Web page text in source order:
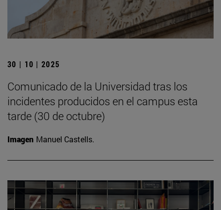
30 | 10 | 2025
Comunicado de la Universidad tras los
incidentes producidos en el campus esta
tarde (30 de octubre)
Imagen Manuel Castells.